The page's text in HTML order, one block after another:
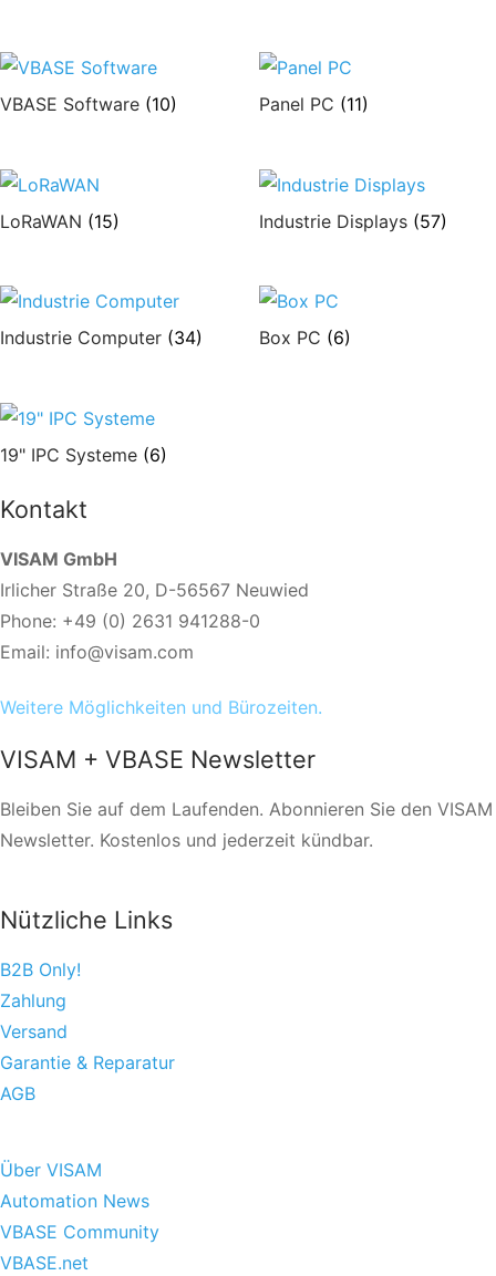
VBASE Software (10) Panel PC (11)
LoRaWAN (15) Industrie Displays (57)
Industrie Computer (34) Box PC (6)
19" IPC Systeme (6)
Kontakt
VISAM GmbH
Irlicher Straße 20, D-56567 Neuwied
Phone: +49 (0) 2631 941288-0
Email: info@visam.com
Weitere Möglichkeiten und Bürozeiten.
VISAM + VBASE Newsletter
Bleiben Sie auf dem Laufenden. Abonnieren Sie den VISAM
Newsletter. Kostenlos und jederzeit kündbar.
Nützliche Links
B2B Only!
Zahlung
Versand
Garantie & Reparatur
AGB
Über VISAM
Automation News
VBASE Community
VBASE.net